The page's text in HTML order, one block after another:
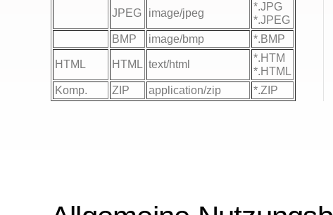
JPEG image/jpeg
*.JPG
*.JPEG
BMP
image/bmp *.BMP
HTML HTML text/html
*.HTM
*.HTML
Komp.
ZIP application/zip *.ZIP